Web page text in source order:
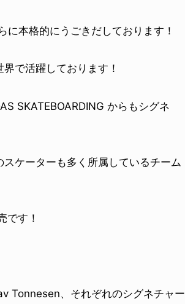
に本格的にうごきだしております！
で活躍しております！
SKATEBOARDING からもシグネ
ケーターも多く所属しているチーム
です！
Tonnesen、それぞれのシグネチャー